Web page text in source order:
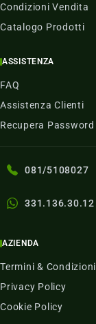
Condizioni Vendita
Catalogo Prodotti
ASSISTENZA
FAQ
Assistenza Clienti
Recupera Password
081/5108027
331.136.30.12
AZIENDA
Termini & Condizioni
Privacy Policy
Cookie Policy